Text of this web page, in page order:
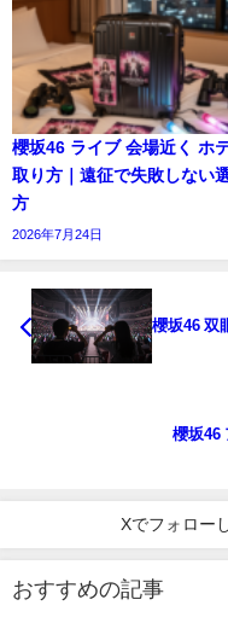
櫻坂46 ライブ 会場近く ホ
取り方｜遠征で失敗しない
方
2026年7月24日
櫻坂46 双
櫻坂46
Xでフォロー
おすすめの記事